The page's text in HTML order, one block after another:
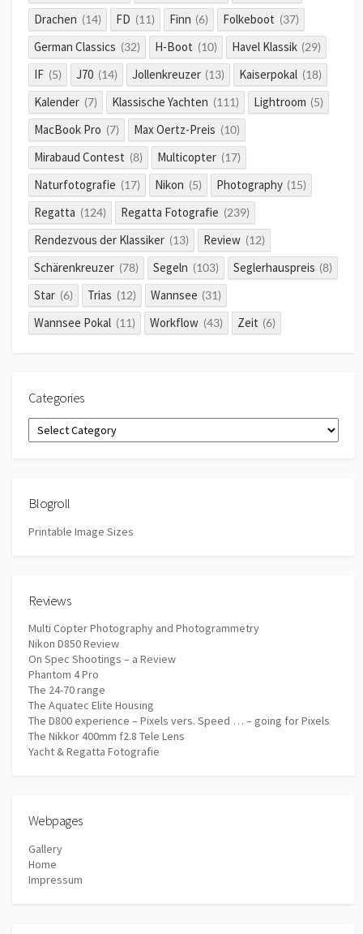
Drachen (14) FD (11) Finn (6) Folkeboot (37)
German Classics (32) H-Boot (10) Havel Klassik (29)
IF (5) J70 (14) Jollenkreuzer (13) Kaiserpokal (18)
Kalender (7) Klassische Yachten (111) Lightroom (5)
MacBook Pro (7) Max Oertz-Preis (10)
Mirabaud Contest (8) Multicopter (17)
Naturfotografie (17) Nikon (5) Photography (15)
Regatta (124) Regatta Fotografie (239)
Rendezvous der Klassiker (13) Review (12)
Schärenkreuzer (78) Segeln (103) Seglerhauspreis (8)
Star (6) Trias (12) Wannsee (31)
Wannsee Pokal (11) Workflow (43) Zeit (6)
Categories
Categories
Blogroll
Printable Image Sizes
Reviews
Multi Copter Photography and Photogrammetry
Nikon D850 Review
On Spec Shootings – a Review
Phantom 4 Pro
The 24-70 range
The Aquatec Elite Housing
The D800 experience – Pixels vers. Speed … – going for Pixels
The Nikkor 400mm f2.8 Tele Lens
Yacht & Regatta Fotografie
Webpages
Gallery
Home
Impressum